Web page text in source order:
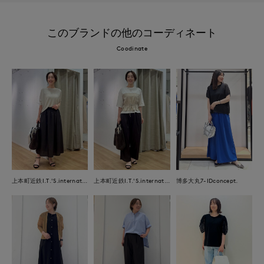
このブランドの他のコーディネート
Coodinate
博多大丸7-IDconcept.